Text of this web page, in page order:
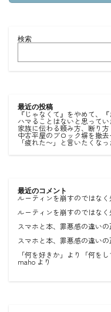
検索
最近の投稿
『じゃなくて』をやめて、
ハマることはないと思って
家族に伝わる頼み方、断り方
中古平屋のブロック塀を撤
「疲れた〜」と言いたくな
最近のコメント
ルーティンを崩すのではなく
ルーティンを崩すのではなく
スマホと本、罪悪感の違い
スマホと本、罪悪感の違い
「何を好きか」より「何を
mahoより